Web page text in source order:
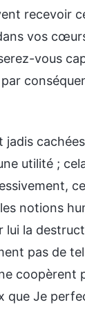
recevoir
vos
vous
utilité ;
notions
la
pas de
coopèrent
que Je